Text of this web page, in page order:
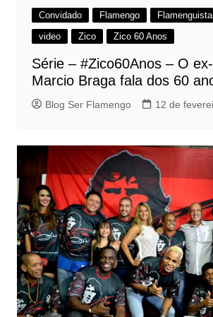
Convidado Flamengo
video
Zico Zico 60 Anos
Série – #Zico60Anos – O
Marcio Braga fala dos 60
Blog Ser Flamengo 12 de